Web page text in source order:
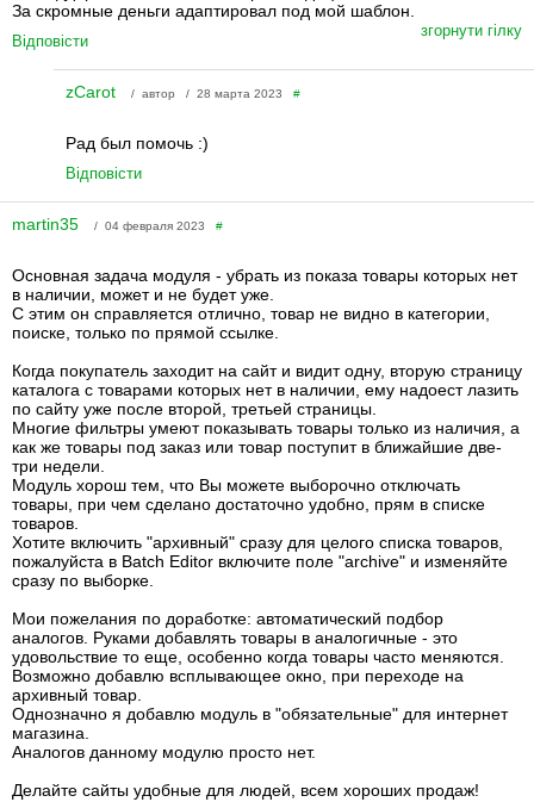
За скромные деньги адаптировал под мой шаблон.
Відповісти
згорнути гілку
zCarot / автор / 28 марта 2023 #
Рад был помочь :)
Відповісти
martin35 / 04 февраля 2023 #
Основная задача модуля - убрать из показа товары которых нет
в наличии, может и не будет уже.
С этим он справляется отлично, товар не видно в категории,
поиске, только по прямой ссылке.
Когда покупатель заходит на сайт и видит одну, вторую страницу
каталога с товарами которых нет в наличии, ему надоест лазить
по сайту уже после второй, третьей страницы.
Многие фильтры умеют показывать товары только из наличия, а
как же товары под заказ или товар поступит в ближайшие две-
три недели.
Модуль хорош тем, что Вы можете выборочно отключать
товары, при чем сделано достаточно удобно, прям в списке
товаров.
Хотите включить "архивный" сразу для целого списка товаров,
пожалуйста в Batch Editor включите поле "archive" и изменяйте
сразу по выборке.
Мои пожелания по доработке: автоматический подбор
аналогов. Руками добавлять товары в аналогичные - это
удовольствие то еще, особенно когда товары часто меняются.
Возможно добавлю всплывающее окно, при переходе на
архивный товар.
Однозначно я добавлю модуль в "обязательные" для интернет
магазина.
Аналогов данному модулю просто нет.
Делайте сайты удобные для людей, всем хороших продаж!